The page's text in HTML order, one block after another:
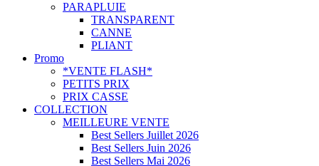
PARAPLUIE
TRANSPARENT
CANNE
PLIANT
Promo
*VENTE FLASH*
PETITS PRIX
PRIX CASSE
COLLECTION
MEILLEURE VENTE
Best Sellers Juillet 2026
Best Sellers Juin 2026
Best Sellers Mai 2026